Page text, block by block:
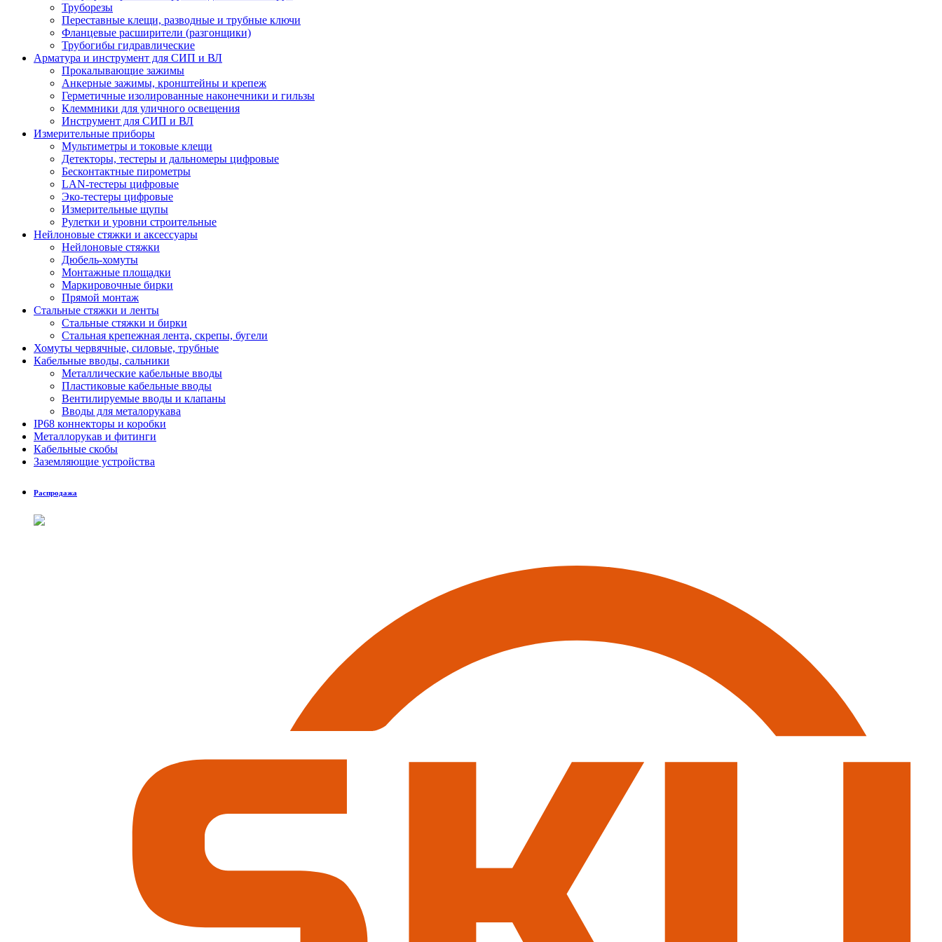
Труборезы
Переставные клещи, разводные и трубные ключи
Фланцевые расширители (разгонщики)
Трубогибы гидравлические
Арматура и инструмент для СИП и ВЛ
Прокалывающие зажимы
Анкерные зажимы, кронштейны и крепеж
Герметичные изолированные наконечники и гильзы
Клеммники для уличного освещения
Инструмент для СИП и ВЛ
Измерительные приборы
Мультиметры и токовые клещи
Детекторы, тестеры и дальномеры цифровые
Бесконтактные пирометры
LAN-тестеры цифровые
Эко-тестеры цифровые
Измерительные щупы
Рулетки и уровни строительные
Нейлоновые стяжки и аксессуары
Нейлоновые стяжки
Дюбель-хомуты
Монтажные площадки
Маркировочные бирки
Прямой монтаж
Стальные стяжки и ленты
Стальные стяжки и бирки
Стальная крепежная лента, скрепы, бугели
Хомуты червячные, силовые, трубные
Кабельные вводы, сальники
Металлические кабельные вводы
Пластиковые кабельные вводы
Вентилируемые вводы и клапаны
Вводы для металорукава
IP68 коннекторы и коробки
Металлорукав и фитинги
Кабельные скобы
Заземляющие устройства
Распродажа